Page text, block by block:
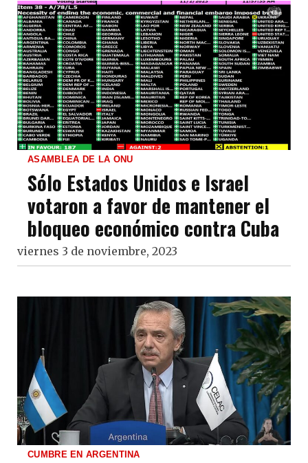
ASAMBLEA DE LA ONU
Sólo Estados Unidos e Israel
votaron a favor de mantener el
bloqueo económico contra Cuba
viernes 3 de noviembre, 2023
CUMBRE EN ARGENTINA